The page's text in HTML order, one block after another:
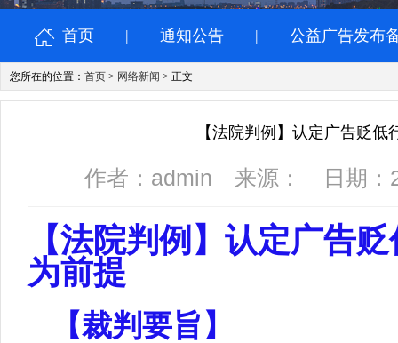
首页 | 通知公告 | 公益广告发布
您所在的位置： 首页 > 网络新闻 > 正文
【法院判例】认定广告贬
作者：admin 来源： 日期：
【法院判例】 认定广告
为前提
【裁判要旨 】